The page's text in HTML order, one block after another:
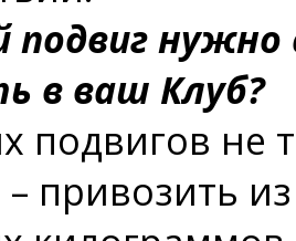
подвиг
в ваш Клуб?
подвигов не
привозить